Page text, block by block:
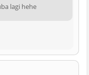
lagi hehe